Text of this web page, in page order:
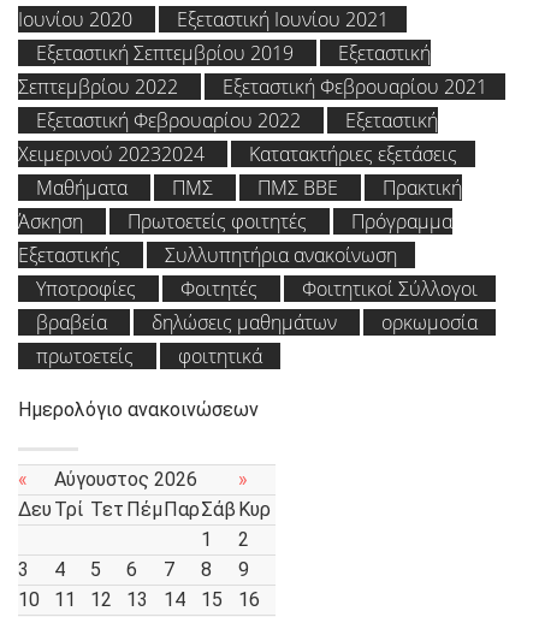
Ιουνίου 2020
Εξεταστική Ιουνίου 2021
Εξεταστική Σεπτεμβρίου 2019
Εξεταστική
Σεπτεμβρίου 2022
Εξεταστική Φεβρουαρίου 2021
Εξεταστική Φεβρουαρίου 2022
Εξεταστική
Χειμερινού 20232024
Κατατακτήριες εξετάσεις
Μαθήματα
ΠΜΣ ΠΜΣ ΒΒΕ
Πρακτική
Άσκηση
Πρωτοετείς φοιτητές
Πρόγραμμα
Εξεταστικής
Συλλυπητήρια ανακοίνωση
Υποτροφίες
Φοιτητές
Φοιτητικοί Σύλλογοι
βραβεία
δηλώσεις μαθημάτων
ορκωμοσία
πρωτοετείς
φοιτητικά
Ημερολόγιο ανακοινώσεων
« Αύγουστος 2026
»
Δευ Τρί Τετ ΠέμΠαρΣάβ Κυρ
1
2
3
4 5 6 7 8
9
10
11 12 13 14 15
16